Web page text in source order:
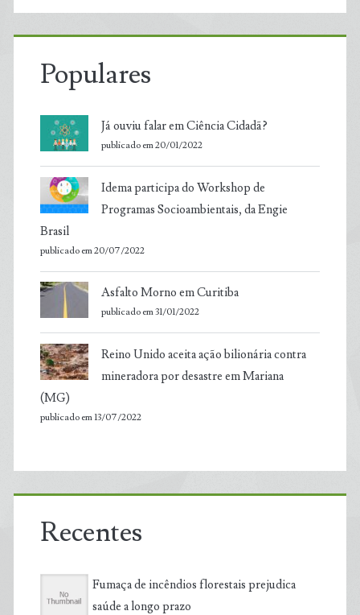
Populares
Já ouviu falar em Ciência Cidadã?
publicado em 20/01/2022
Idema participa do Workshop de
Programas Socioambientais, da Engie
Brasil
publicado em 20/07/2022
Asfalto Morno em Curitiba
publicado em 31/01/2022
Reino Unido aceita ação bilionária contra
mineradora por desastre em Mariana
(MG)
publicado em 13/07/2022
Recentes
Fumaça de incêndios florestais prejudica
saúde a longo prazo